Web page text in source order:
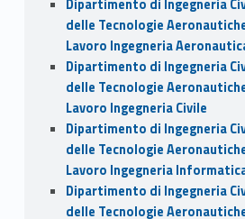
Dipartimento di Ingegneria
delle Tecnologie
Lavoro Ingegneria
Dipartimento di Ingegneria
delle Tecnologie
Lavoro Ingegneria Civile
Dipartimento di Ingegneria
delle Tecnologie
Lavoro Ingegneria
Dipartimento di Ingegneria
delle Tecnologie